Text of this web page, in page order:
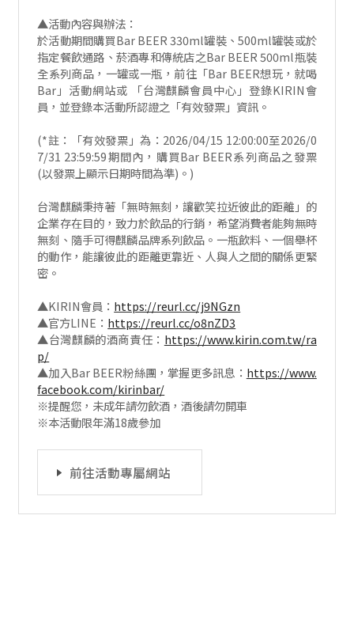
▲活動內容與辦法：
於活動期間購買Bar BEER 330ml罐裝、500ml罐裝或於
指定餐飲通路、菸酒專和傳統店之Bar BEER 500ml瓶裝
全系列商品，一罐或一瓶，前往「Bar BEER想玩，就喝
Bar」活動網站或 「台灣麒麟會員中心」登錄KIRIN會
員，並登錄本活動所認證之「有效發票」資訊。
(*註：「有效發票」為：2026/04/15 12:00:00至2026/0
7/31 23:59:59期間內，購買Bar BEER系列商品之發票
(以發票上顯示日期時間為準)。)
台灣麒麟秉持著「無時無刻，讓歡笑拉近彼此的距離」的
企業存在目的，致力於飲品的行銷，希望消費者能夠無時
無刻、隨手可得麒麟品牌系列飲品。一瓶飲料、一個舉杯
的動作，能讓彼此的距離更靠近、人與人之間的關係更緊
密。
▲KIRIN會員： https://reurl.cc/j9NGzn
▲官方LINE： https://reurl.cc/o8nZD3
▲台灣麒麟的酒商責任： https://www.kirin.com.tw/ra
p/
▲加入Bar BEER粉絲團，掌握更多訊息： https://www.
facebook.com/kirinbar/
※提醒您，未成年請勿飲酒，酒後請勿開車
※本活動限年滿18歲參加
前往活動專屬網站